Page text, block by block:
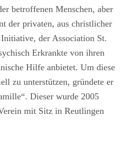
betroffenen Menschen, aber
der privaten, aus christlicher
der Association St.
Erkrankte von ihren
Hilfe anbietet. Um diese
zu unterstützen, gründete er
Dieser wurde 2005
mit Sitz in Reutlingen